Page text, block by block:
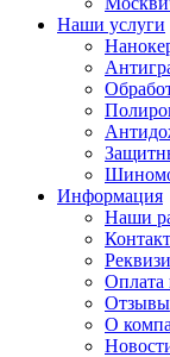
Наши услуги
Информация
Наши
Оплата
Отзывы
О